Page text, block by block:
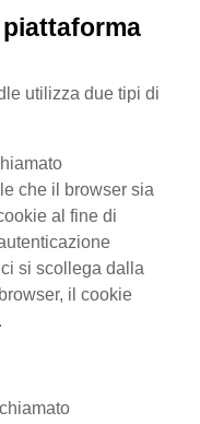
piattaforma
utilizza due tipi di
che il browser sia
al fine di
si scollega dalla
il cookie